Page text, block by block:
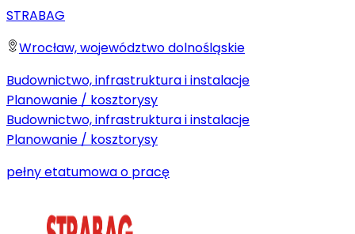
STRABAG
Wrocław, województwo dolnośląskie
Budownictwo, infrastruktura i instalacje
Planowanie / kosztorysy
Budownictwo, infrastruktura i instalacje
Planowanie / kosztorysy
pełny etatumowa o pracę